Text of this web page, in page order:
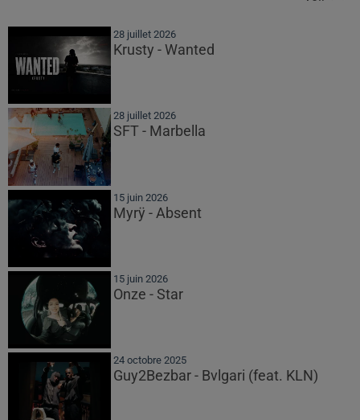
28 juillet 2026
Krusty - Wanted
28 juillet 2026
SFT - Marbella
15 juin 2026
Myrÿ - Absent
15 juin 2026
Onze - Star
24 octobre 2025
Guy2Bezbar - Bvlgari (feat. KLN)